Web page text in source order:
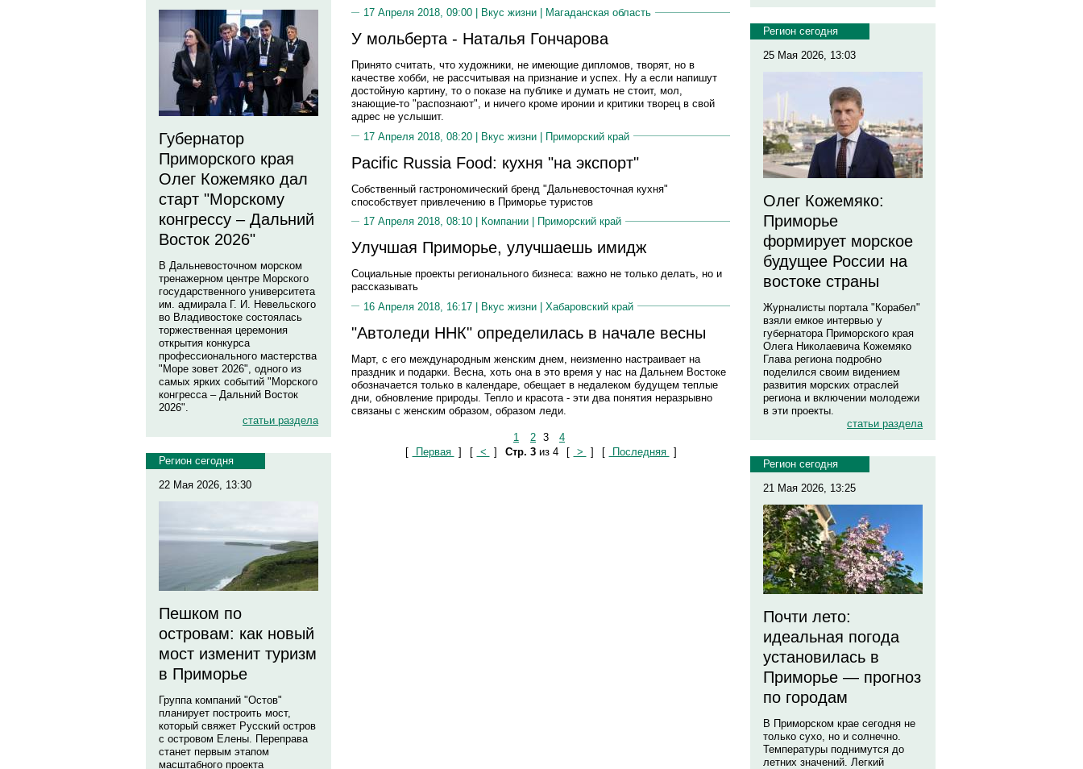
Губернатор
Приморского края
Олег Кожемяко дал
старт "Морскому
конгрессу – Дальний
Восток 2026"
В Дальневосточном морском
тренажерном центре Морского
государственного университета
им. адмирала Г. И. Невельского
во Владивостоке состоялась
торжественная церемония
открытия конкурса
профессионального мастерства
"Море зовет 2026", одного из
самых ярких событий "Морского
конгресса – Дальний Восток
2026".
статьи раздела
Регион сегодня
22 Мая 2026, 13:30
Пешком по
островам: как новый
мост изменит туризм
в Приморье
Группа компаний "Остов"
планирует построить мост,
который свяжет Русский остров
с островом Елены. Переправа
станет первым этапом
масштабного проекта
17 Апреля 2018, 09:00 |
Вкус жизни Магаданская область
У мольберта - Наталья Гончарова
Принято считать, что художники, не имеющие дипломов, творят, но в
качестве хобби, не рассчитывая на признание и успех. Ну а если напишут
достойную картину, то о показе на публике и думать не стоит, мол,
знающие-то "распознают", и ничего кроме иронии и критики творец в свой
адрес не услышит.
17 Апреля 2018, 08:20 | Вкус жизни | Приморский край
Pacific Russia Food: кухня "на экспорт"
Собственный гастрономический бренд "Дальневосточная кухня"
способствует привлечению в Приморье туристов
17 Апреля 2018, 08:10 |
Компании Приморский край
Улучшая Приморье, улучшаешь имидж
Социальные проекты регионального бизнеса: важно не только делать, но и
рассказывать
16 Апреля 2018, 16:17 | Вкус жизни | Хабаровский край
"Автоледи ННК" определилась в начале весны
Март, с его международным женским днем, неизменно настраивает на
праздник и подарки. Весна, хоть она в это время у нас на Дальнем Востоке
обозначается только в календаре, обещает в недалеком будущем теплые
дни, обновление природы. Тепло и красота - эти два понятия неразрывно
связаны с женским образом, образом леди.
1 2 3
4
[
Первая ] [ < ] Стр. 3из 4 [ > ] [ Последняя ]
Регион сегодня
25 Мая 2026, 13:03
Олег Кожемяко:
Приморье
формирует морское
будущее России на
востоке страны
Журналисты портала "Корабел"
взяли емкое интервью у
губернатора Приморского края
Олега Николаевича Кожемяко
Глава региона подробно
поделился своим видением
развития морских отраслей
региона и включении молодежи
в эти проекты.
статьи раздела
Регион сегодня
21 Мая 2026, 13:25
Почти лето:
идеальная погода
установилась в
Приморье — прогноз
по городам
В Приморском крае сегодня не
только сухо, но и солнечно.
Температуры поднимутся до
летних значений. Легкий